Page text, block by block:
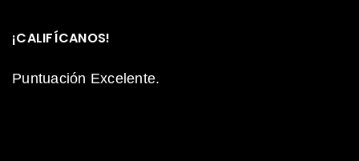
¡CALIFÍCANOS!
Puntuación Excelente.